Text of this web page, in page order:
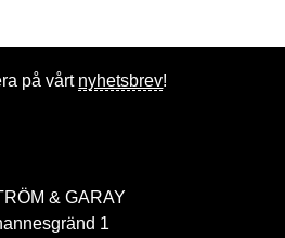
på vårt nyhetsbrev!
& GARAY
1